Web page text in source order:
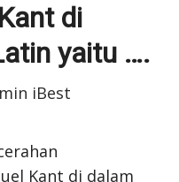
di
yaitu ….
iBest